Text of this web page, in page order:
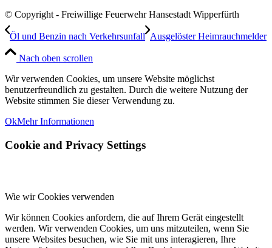
© Copyright - Freiwillige Feuerwehr Hansestadt Wipperfürth
Öl und Benzin nach Verkehrsunfall Ausgelöster Heimrauchmelder
Nach oben scrollen
Wir verwenden Cookies, um unsere Website möglichst
benutzerfreundlich zu gestalten. Durch die weitere Nutzung der
Website stimmen Sie dieser Verwendung zu.
OkMehr Informationen
Cookie and Privacy Settings
Wie wir Cookies verwenden
Wir können Cookies anfordern, die auf Ihrem Gerät eingestellt
werden. Wir verwenden Cookies, um uns mitzuteilen, wenn Sie
unsere Websites besuchen, wie Sie mit uns interagieren, Ihre